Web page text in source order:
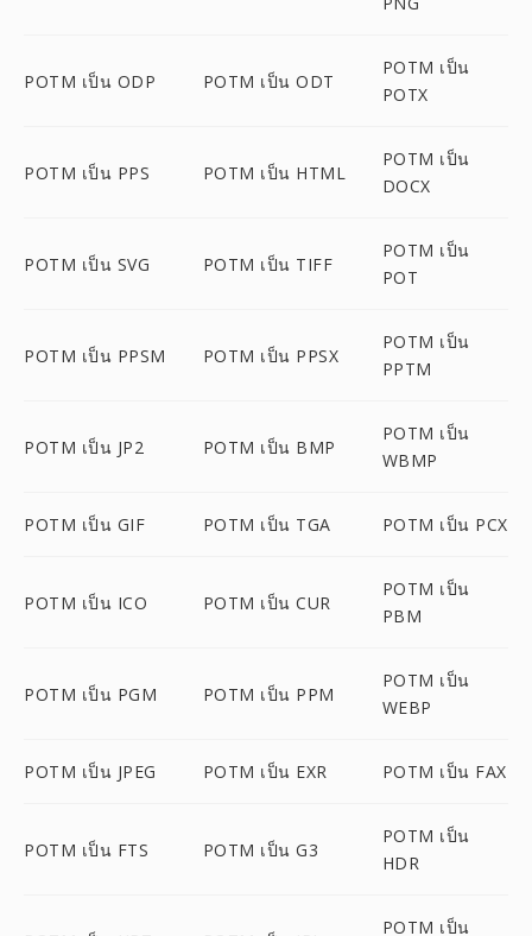
POTM เป็น ODP POTM เป็น ODT
POTM เป็น
POTX
POTM เป็น PPS POTM เป็น HTML
POTM เป็น
DOCX
POTM เป็น SVG POTM เป็น TIFF
POTM เป็น
POT
POTM เป็น PPSM POTM เป็น PPSX
POTM เป็น
PPTM
POTM เป็น JP2 POTM เป็น BMP
POTM เป็น
WBMP
POTM เป็น GIF POTM เป็น TGA POTM เป็น PCX
POTM เป็น ICO POTM เป็น CUR
POTM เป็น
PBM
POTM เป็น PGM POTM เป็น PPM
POTM เป็น
WEBP
POTM เป็น JPEG POTM เป็น EXR POTM เป็น FAX
POTM เป็น FTS POTM เป็น G3
POTM เป็น
HDR
POTM เป็น